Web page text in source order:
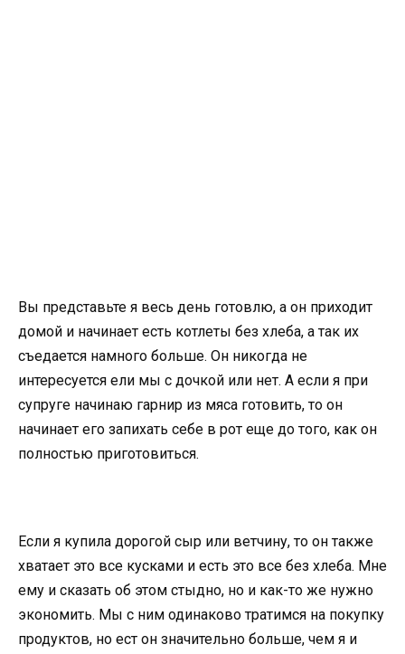
Вы представьте я весь день готовлю, а он приходит
домой и начинает есть котлеты без хлеба, а так их
съедается намного больше. Он никогда не
интересуется ели мы с дочкой или нет. А если я при
супруге начинаю гарнир из мяса готовить, то он
начинает его запихать себе в рот еще до того, как он
полностью приготовиться.
Если я купила дорогой сыр или ветчину, то он также
хватает это все кусками и есть это все без хлеба. Мне
ему и сказать об этом стыдно, но и как-то же нужно
экономить. Мы с ним одинаково тратимся на покупку
продуктов, но ест он значительно больше, чем я и